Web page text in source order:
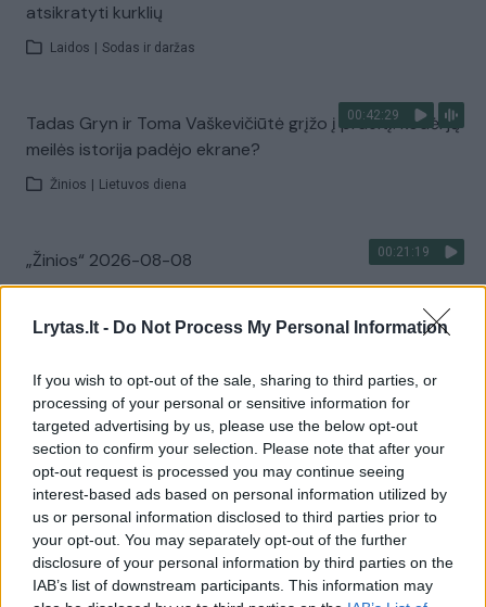
Lrytas.lt - Do Not Process My Personal Information
If you wish to opt-out of the sale, sharing to third parties, or
processing of your personal or sensitive information for
targeted advertising by us, please use the below opt-out
section to confirm your selection. Please note that after your
opt-out request is processed you may continue seeing
interest-based ads based on personal information utilized by
us or personal information disclosed to third parties prior to
your opt-out. You may separately opt-out of the further
disclosure of your personal information by third parties on the
IAB’s list of downstream participants. This information may
atsikratyti kurklių
Laidos Sodas ir daržas
00:42:29
Tadas Gryn ir Toma Vaškevičiūtė grįžo į praeitį: kodėl jų
meilės istorija padėjo ekrane?
Žinios Lietuvos diena
00:21:19
„Žinios“ 2026-08-08
Žiūrimiausi įrašai
00:00:30
Vaizdai iš tragiškos avarijos Vilniaus r.: dviejų moterų ir
vaiko gyvybių išgelbėti nepavyko